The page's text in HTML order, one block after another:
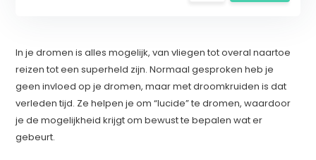
In je dromen is alles mogelijk, van vliegen tot overal naartoe
reizen tot een superheld zijn. Normaal gesproken heb je
geen invloed op je dromen, maar met droomkruiden is dat
verleden tijd. Ze helpen je om “lucide” te dromen, waardoor
je de mogelijkheid krijgt om bewust te bepalen wat er
gebeurt.